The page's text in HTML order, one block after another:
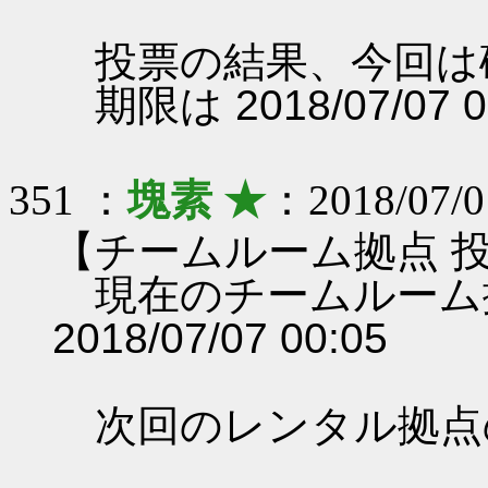
投票の結果、今回
期限は 2018/07/07
351 ：塊素 ★：2018/07/
【チームルーム拠点
現在のチームルー
2018/07/07 00:05
次回のレンタル拠